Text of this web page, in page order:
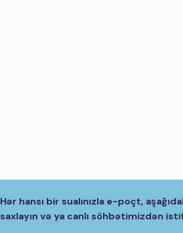
Hər hansı bir sualınızla e-poçt,
saxlayın və ya canlı söhbətimizdən